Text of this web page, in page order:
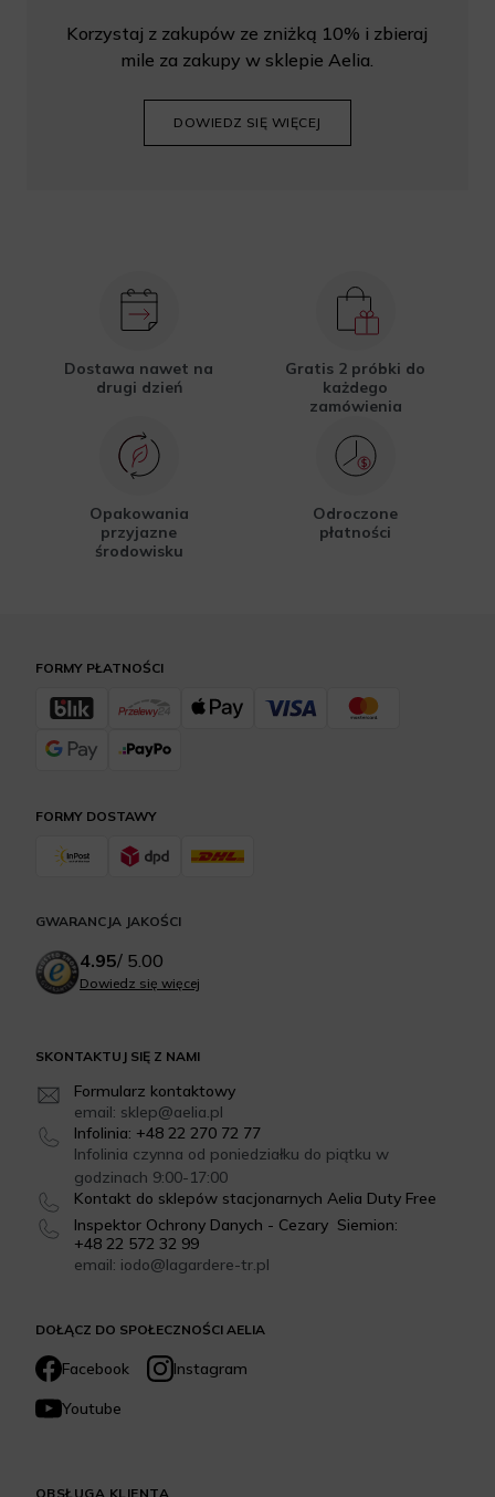
Korzystaj z zakupów ze zniżką 10% i zbieraj
mile za zakupy w sklepie Aelia.
DOWIEDZ SIĘ WIĘCEJ
Dostawa nawet na
drugi dzień
Gratis 2 próbki do
każdego
zamówienia
Opakowania
przyjazne
środowisku
Odroczone
płatności
DOŁĄCZ DO SPOŁECZNOŚCI AELIA
Facebook
Instagram
Youtube
SKONTAKTUJ SIĘ Z NAMI
Formularz kontaktowy
email: sklep@aelia.pl
Infolinia: +48 22 270 72 77
Infolinia czynna od poniedziałku do piątku w
godzinach 9:00-17:00
Kontakt do sklepów stacjonarnych Aelia Duty Free
Inspektor Ochrony Danych - Cezary Siemion:
+48 22 572 32 99
email: iodo@lagardere-tr.pl
FORMY DOSTAWY
FORMY PŁATNOŚCI
OBSŁUGA KLIENTA
GWARANCJA JAKOŚCI
4.95/ 5.00
Dowiedz się więcej